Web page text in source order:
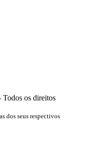
os direitos
dos seus respectivos